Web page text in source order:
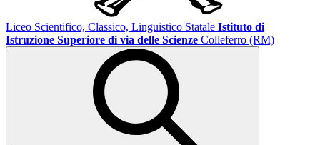
Liceo Scientifico, Classico, Linguistico Statale Istituto di
Istruzione Superiore di via delle Scienze Colleferro (RM)